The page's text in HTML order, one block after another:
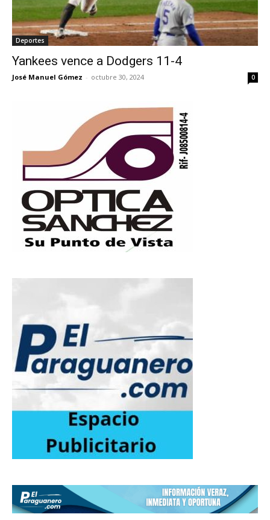
Deportes
Yankees vence a Dodgers 11-4
José Manuel Gómez - octubre 30, 2024 0